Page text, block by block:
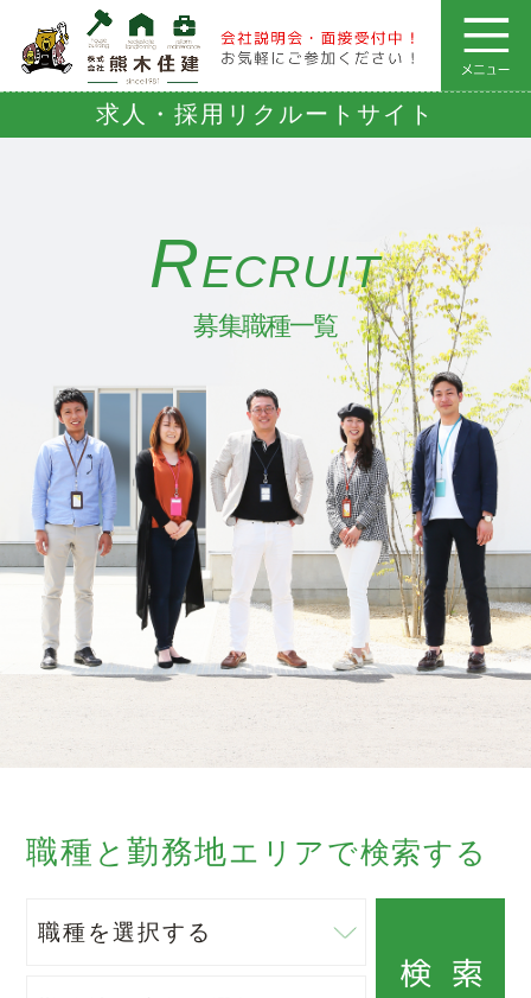
求人・採用リクルートサイト
RECRUIT
募集職種一覧
職種 と 勤務地エリアで検索する